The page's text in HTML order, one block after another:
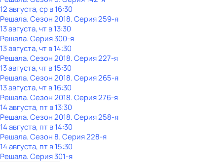
12 августа, ср в 16:30
Решала. Сезон 2018. Серия 259-я
13 августа, чт в 13:30
Решала. Серия 300-я
13 августа, чт в 14:30
Решала. Сезон 2018. Серия 227-я
13 августа, чт в 15:30
Решала. Сезон 2018. Серия 265-я
13 августа, чт в 16:30
Решала. Сезон 2018. Серия 276-я
14 августа, пт в 13:30
Решала. Сезон 2018. Серия 258-я
14 августа, пт в 14:30
Решала. Сезон 8. Серия 228-я
14 августа, пт в 15:30
Решала. Серия 301-я